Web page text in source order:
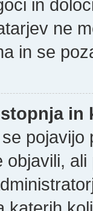
in
ne
in se
in